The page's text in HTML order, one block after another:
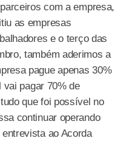
com a empresa,
as empresas
e o terço das
também aderimos a
pague apenas 30%
vai pagar 70% de
que foi possível no
continuar operando
ao Acorda